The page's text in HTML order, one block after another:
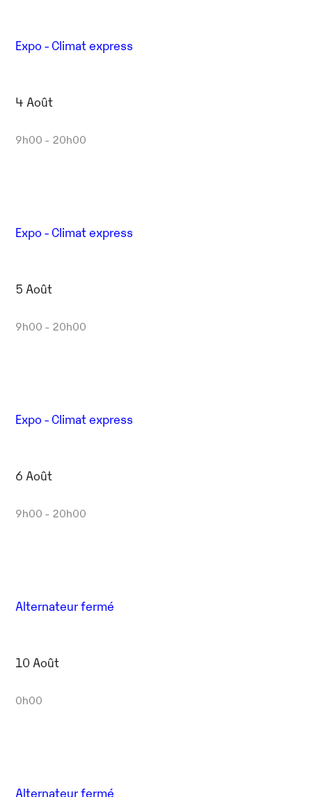
Expo - Climat express
4 Août
9h00 - 20h00
Expo - Climat express
5 Août
9h00 - 20h00
Expo - Climat express
6 Août
9h00 - 20h00
Alternateur fermé
10 Août
0h00
Alternateur fermé